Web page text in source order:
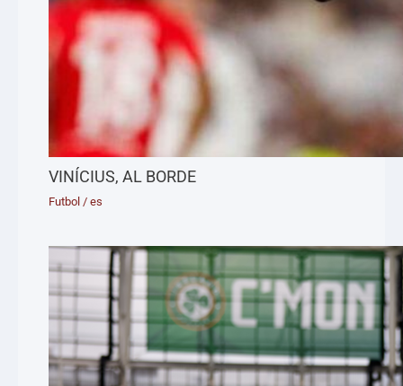
VINÍCIUS, AL BORDE
Futbol /es